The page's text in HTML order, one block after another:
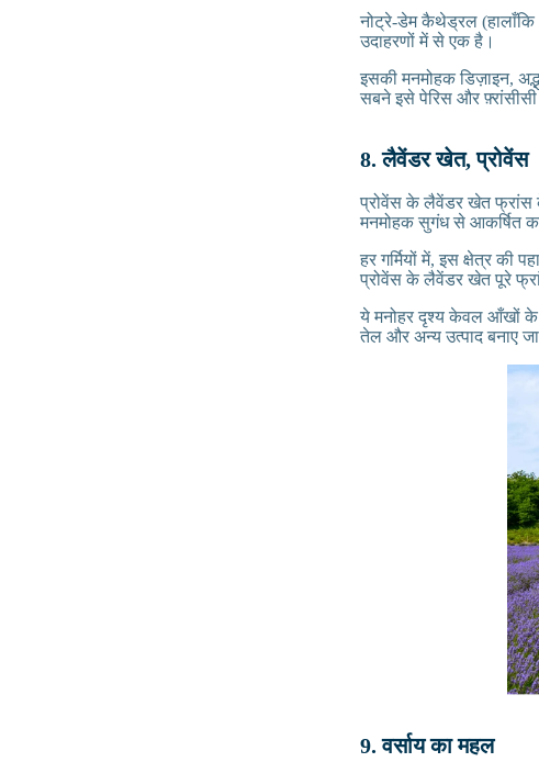
नोट्रे-डेम कैथेड्रल (हालाँकि
उदाहरणों में से एक है।
इसकी मनमोहक डिज़ाइन,
सबने इसे पेरिस और
8. लैवेंडर खेत, प्रोवेंस
प्रोवेंस के लैवेंडर खेत फ्रांस
मनमोहक सुगंध से आकर्षित
हर गर्मियों में, इस क्षेत्र
प्रोवेंस के लैवेंडर खेत पूरे
ये मनोहर दृश्य केवल आँखों के
तेल और अन्य उत्पाद बनाए
9. वर्साय का महल